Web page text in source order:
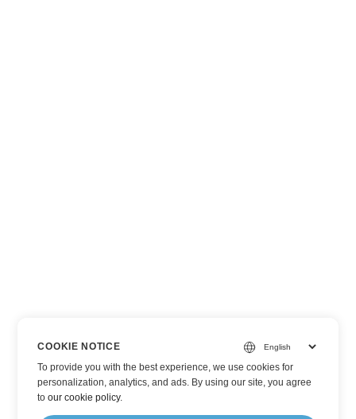
COOKIE NOTICE
To provide you with the best experience, we use cookies for
personalization, analytics, and ads. By using our site, you agree
toour cookie policy.